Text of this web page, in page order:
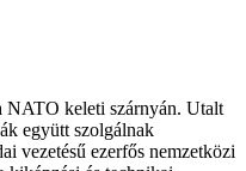
NATO keleti szárnyán. Utalt
együtt szolgálnak
vezetésű ezerfős nemzetközi